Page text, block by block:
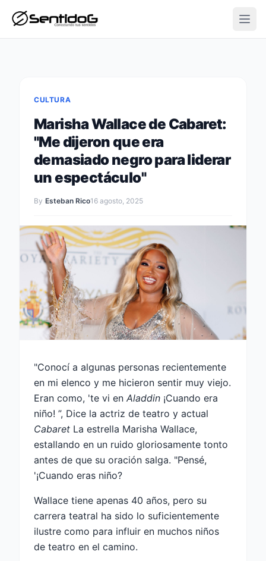
CULTURA
Marisha Wallace de Cabaret:
"Me dijeron que era
demasiado negro para liderar
un espectáculo"
By Esteban Rico16 agosto, 2025
"Conocí a algunas personas recientemente
en mi elenco y me hicieron sentir muy viejo.
Eran como, 'te vi en Aladdin ¡Cuando era
niño! ”, Dice la actriz de teatro y actual
Cabaret La estrella Marisha Wallace,
estallando en un ruido gloriosamente tonto
antes de que su oración salga. "Pensé,
'¡Cuando eras niño?
Wallace tiene apenas 40 años, pero su
carrera teatral ha sido lo suficientemente
ilustre como para influir en muchos niños
de teatro en el camino.